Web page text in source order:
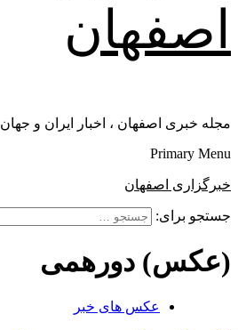
اصفهان
مجله خبری اصفهان ، اخبار ایران و جهان
Primary Menu
خبرگزاری اصفهان
جستجو برای:
(عکس) دورهمی
عکس های خبر